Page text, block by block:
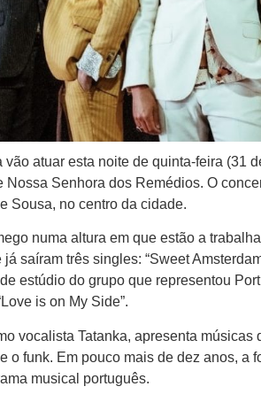
vão atuar esta noite de quinta-feira (31
Nossa Senhora dos Remédios. O
Sousa, no centro da cidade.
numa altura em que estão a
saíram três singles: “Sweet
estúdio do grupo que representou
is on My Side”.
vocalista Tatanka, apresenta
o funk. Em pouco mais de dez anos, a
musical português.